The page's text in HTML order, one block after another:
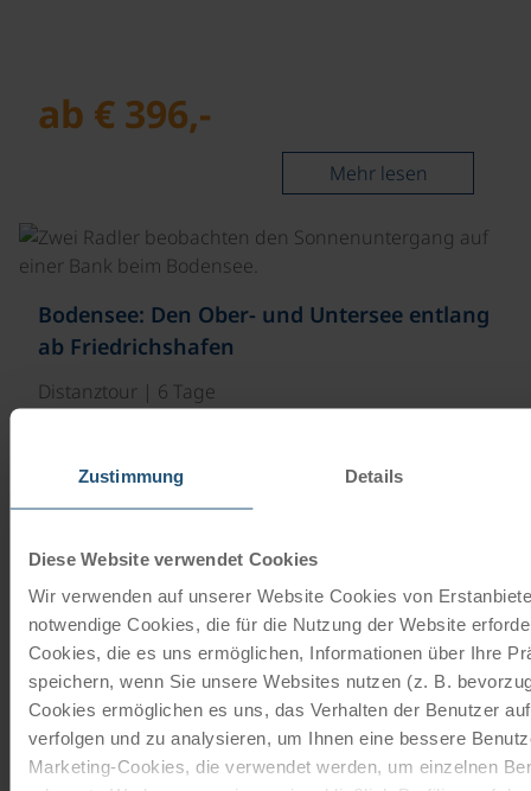
Zustimmung Details
Diese Website verwendet Cookies
Wir verwenden auf unserer Website Cookies von
notwendige Cookies, die für die Nutzung der Website
Cookies, die es uns ermöglichen, Informationen über Ihre
speichern, wenn Sie unsere Websites nutzen (z. B.
Cookies ermöglichen es uns, das Verhalten der Benutzer
verfolgen und zu analysieren, um Ihnen eine bessere
Marketing-Cookies, die verwendet werden, um einzelnen
ab € 396,-
Mehr lesen
Bodensee: Den Ober- und Untersee entlang
ab Friedrichshafen
Distanztour | 6 Tage
5 x Übernachtung mit Frühstücksbuffet, Gepäcktransport
ab/bis Friedrichshafen, Bodensee-Erlebnispaket,
Infopaket…